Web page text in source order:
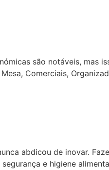
são notáveis, mas
Comerciais,
abdicou de inovar.
e higiene